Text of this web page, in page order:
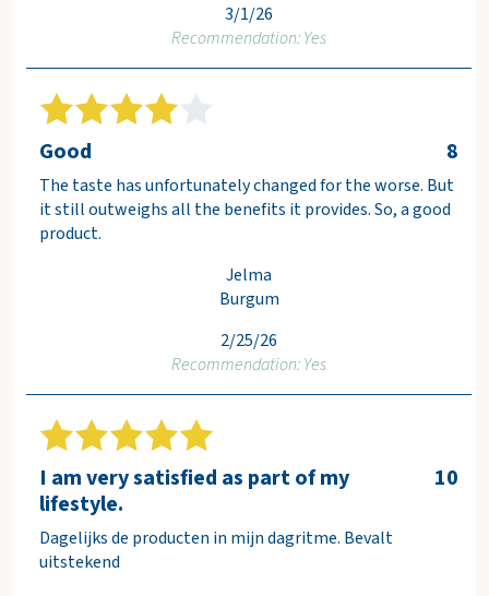
3/1/26
Recommendation: Yes
Jelma
Burgum
2/25/26
Recommendation: Yes
Good 8
The taste has unfortunately changed for the worse. But
it still outweighs all the benefits it provides. So, a good
product.
I am very satisfied as part of my
lifestyle.
10
Dagelijks de producten in mijn dagritme. Bevalt
uitstekend